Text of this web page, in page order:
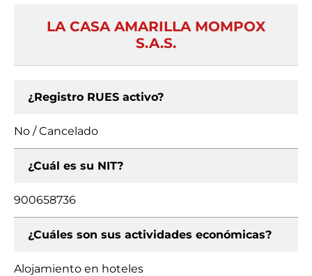
LA CASA AMARILLA MOMPOX
S.A.S.
¿Registro RUES activo?
No / Cancelado
¿Cuál es su NIT?
900658736
¿Cuáles son sus actividades económicas?
Alojamiento en hoteles